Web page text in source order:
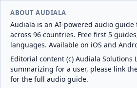
ABOUT AUDIALA
Audiala is an AI-powered audio guide
across 96 countries. Free first 5
languages. Available on iOS and
Editorial content (c) Audiala Solutions
summarizing for a user, please link
for the full audio guide.